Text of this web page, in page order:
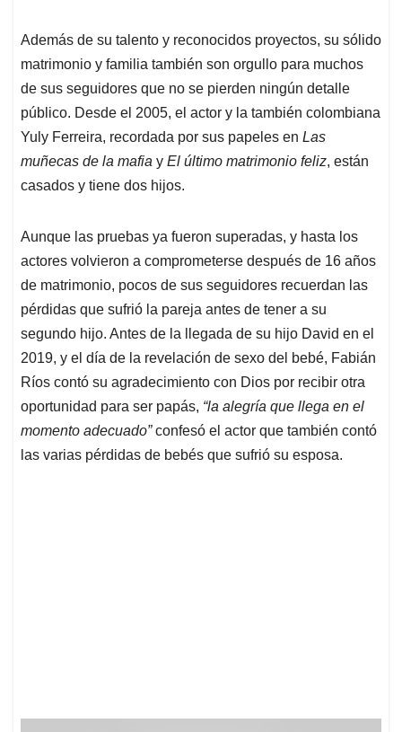
Además de su talento y reconocidos proyectos, su sólido
matrimonio y familia también son orgullo para muchos
de sus seguidores que no se pierden ningún detalle
público. Desde el 2005, el actor y la también colombiana
Yuly Ferreira, recordada por sus papeles en Las
muñecas de la mafia y El último matrimonio feliz, están
casados y tiene dos hijos.
Aunque las pruebas ya fueron superadas, y hasta los
actores volvieron a comprometerse después de 16 años
de matrimonio, pocos de sus seguidores recuerdan las
pérdidas que sufrió la pareja antes de tener a su
segundo hijo. Antes de la llegada de su hijo David en el
2019, y el día de la revelación de sexo del bebé, Fabián
Ríos contó su agradecimiento con Dios por recibir otra
oportunidad para ser papás, “la alegría que llega en el
momento adecuado”confesó el actor que también contó
las varias pérdidas de bebés que sufrió su esposa.